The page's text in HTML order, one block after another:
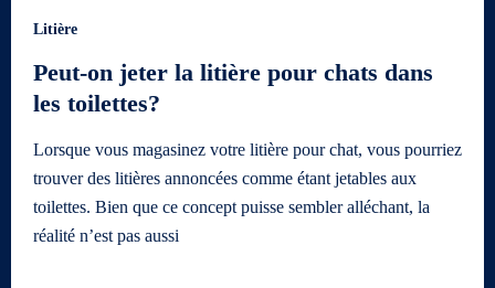
Litière
Peut-on jeter la litière pour chats dans
les toilettes?
Lorsque vous magasinez votre litière pour chat, vous pourriez
trouver des litières annoncées comme étant jetables aux
toilettes. Bien que ce concept puisse sembler alléchant, la
réalité n’est pas aussi